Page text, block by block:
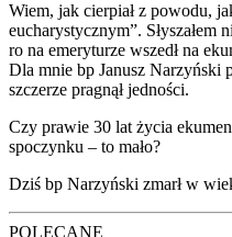
Wiem, jak cier­piał z powo­du,
eucha­ry­stycz­nym”.
ro na eme­ry­tu­rze wszedł na
Dla mnie bp Janusz Narzyń­ski
szcze­rze pra­gnął jed­no­ści.
Czy pra­wie 30 lat życia
spo­czyn­ku – to mało?
Dziś bp Narzyń­ski zmarł w
POLECANE